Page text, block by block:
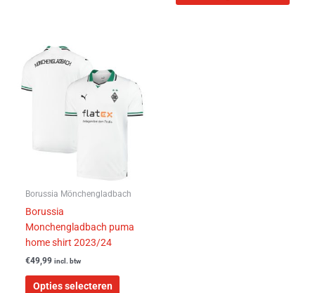
Borussia Mönchengladbach
Borussia
Monchengladbach puma
home shirt 2023/24
€49,99 incl. btw
Opties selecteren
heeft
meerdere
variaties.
gekozen
worden
de